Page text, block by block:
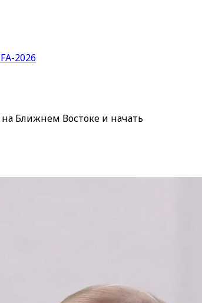
2026
Ближнем Востоке и начать